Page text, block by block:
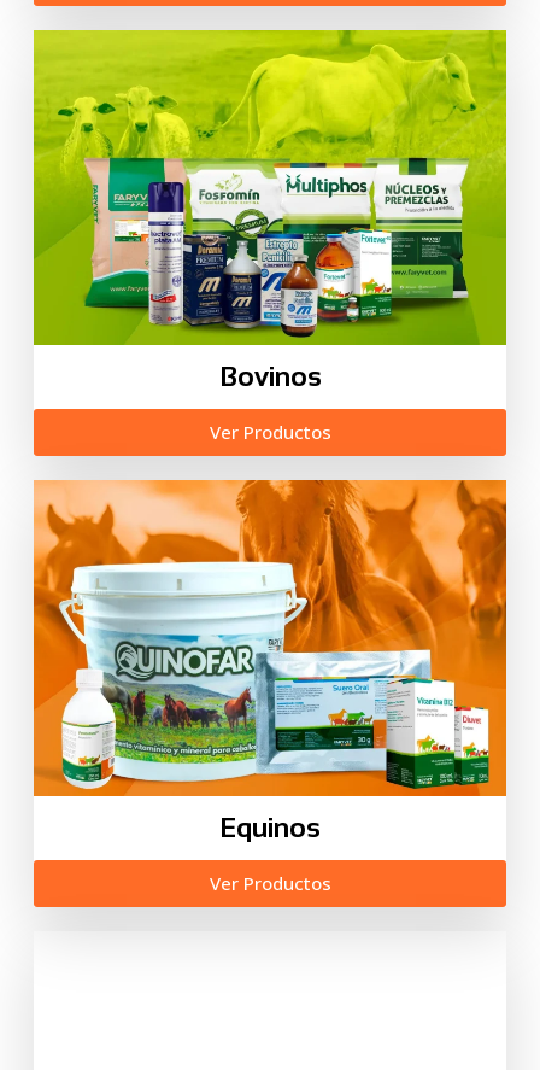
Bovinos
Ver Productos
Equinos
Ver Productos